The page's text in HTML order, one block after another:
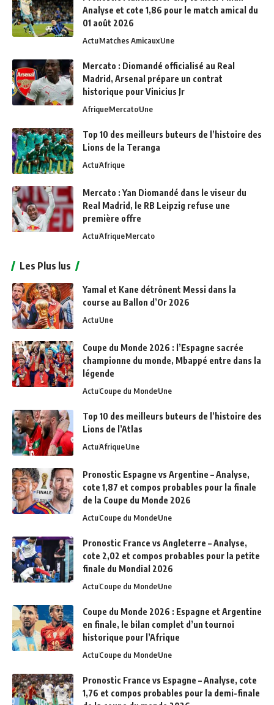
Analyse et cote 1,86 pour le match amical du
01 août 2026
ActuMatches AmicauxUne
Mercato : Diomandé officialisé au Real
Madrid, Arsenal prépare un contrat
historique pour Vinicius Jr
AfriqueMercatoUne
Top 10 des meilleurs buteurs de l’histoire des
Lions de la Teranga
ActuAfrique
Mercato : Yan Diomandé dans le viseur du
Real Madrid, le RB Leipzig refuse une
première offre
ActuAfriqueMercato
Les Plus lus
Yamal et Kane détrônent Messi dans la
course au Ballon d’Or 2026
ActuUne
Coupe du Monde 2026 : l’Espagne sacrée
championne du monde, Mbappé entre dans la
légende
ActuCoupe du MondeUne
Top 10 des meilleurs buteurs de l’histoire des
Lions de l’Atlas
ActuAfriqueUne
Pronostic Espagne vs Argentine – Analyse,
cote 1,87 et compos probables pour la finale
de la Coupe du Monde 2026
ActuCoupe du MondeUne
Pronostic France vs Angleterre – Analyse,
cote 2,02 et compos probables pour la petite
finale du Mondial 2026
ActuCoupe du MondeUne
Coupe du Monde 2026 : Espagne et Argentine
en finale, le bilan complet d’un tournoi
historique pour l’Afrique
ActuCoupe du MondeUne
Pronostic France vs Espagne – Analyse, cote
1,76 et compos probables pour la demi-finale